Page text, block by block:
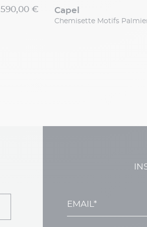
590,00 € capel